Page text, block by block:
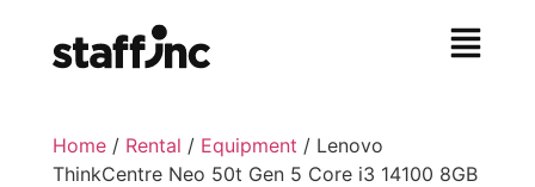
Home / Rental / Equipment / Lenovo
ThinkCentre Neo 50t Gen 5 Core i3 14100 8GB